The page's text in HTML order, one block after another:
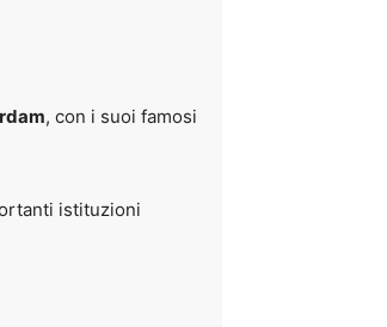
, con i suoi famosi
istituzioni